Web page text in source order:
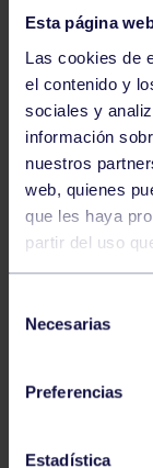
Esta página
Las cookies de
el contenido y
sociales y
información
nuestros
web, quienes
que les haya
partir del uso
Necesarias
Preferencias
Estadística
Hockey
ÓSCAR
MUNDIAL